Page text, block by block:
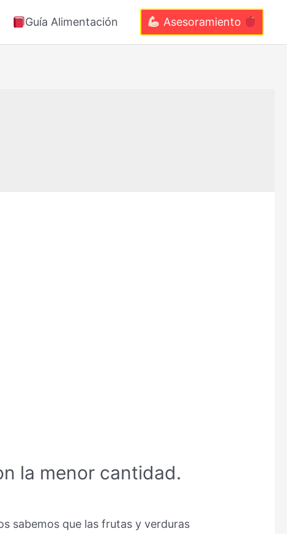
Guía Alimentación Asesoramiento
la menor cantidad.
sabemos que las frutas y verduras